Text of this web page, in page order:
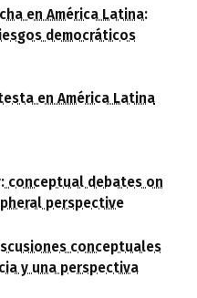
en América Latina:
democráticos
en América Latina
conceptual debates on
perspective
conceptuales
y una perspectiva